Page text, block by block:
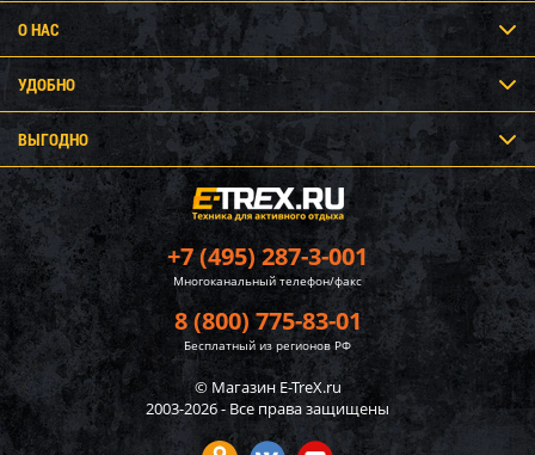
+7 (495) 287-3-001
Многоканальный телефон/факс
8 (800) 775-83-01
Бесплатный из регионов РФ
© Магазин E-TreX.ru
2003-2026 - Все права защищены
О НАС
УДОБНО
ВЫГОДНО